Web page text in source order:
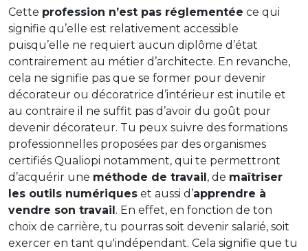
Cette profession n’est pas réglementée ce qui
signifie qu’elle est relativement accessible
puisqu’elle ne requiert aucun diplôme d’état
contrairement au métier d’architecte. En revanche,
cela ne signifie pas que se former pour devenir
décorateur ou décoratrice d’intérieur est inutile et
au contraire il ne suffit pas d’avoir du goût pour
devenir décorateur. Tu peux suivre des formations
professionnelles proposées par des organismes
certifiés Qualiopi notamment, qui te permettront
d’acquérir une méthode de travail, de maîtriser
les outils numériques et aussi d’apprendre à
vendre son travail. En effet, en fonction de ton
choix de carrière, tu pourras soit devenir salarié, soit
exercer en tant qu'indépendant. Cela signifie que tu